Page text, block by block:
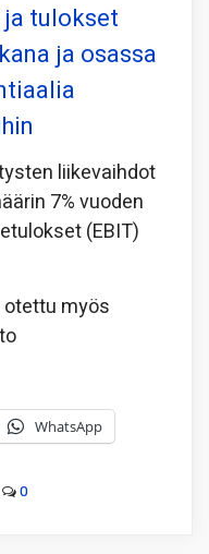
tulokset
ja osassa
liikevaihdot
7% vuoden
(EBIT)
otettu myös
WhatsApp
0